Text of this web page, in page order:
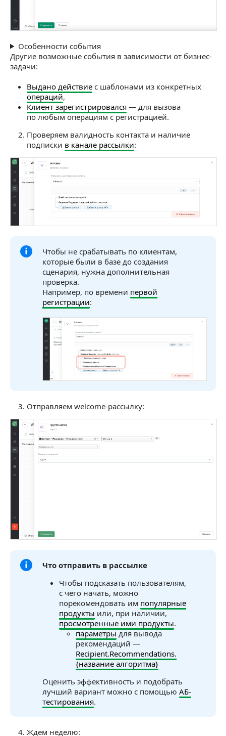
Особенности события
Другие возможные события в зависимости от бизнес-
задачи:
Выдано действие с шаблонами из конкретных
операций,
Клиент зарегистрировался — для вызова
по любым операциям с регистрацией.
Проверяем валидность контакта и наличие
подписки в канале рассылки:
Чтобы не срабатывать по клиентам,
которые были в базе до создания
сценария, нужна дополнительная
проверка.
Например, по времени первой
регистрации:
Отправляем welcome-рассылку:
Что отправить в рассылке
Чтобы подсказать пользователям,
с чего начать, можно
порекомендовать им популярные
продукты или, при наличии,
просмотренные ими продукты.
параметры для вывода
рекомендаций —
Recipient.Recommendations.
{название алгоритма}
Оценить эффективность и подобрать
лучший вариант можно с помощью АБ-
тестирования.
Ждем неделю: